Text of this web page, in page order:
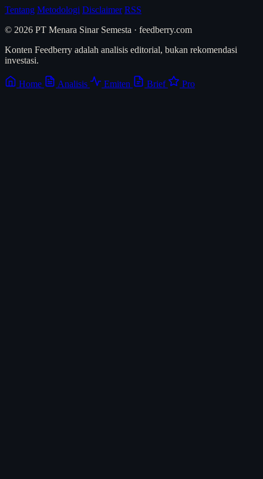
Tentang Metodologi Disclaimer RSS
© 2026 PT Menara Sinar Semesta · feedberry.com
Konten Feedberry adalah analisis editorial, bukan rekomendasi
investasi.
Home Analisis Emiten Brief Pro